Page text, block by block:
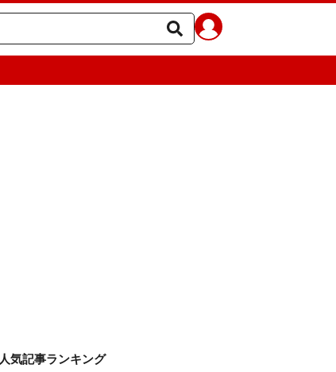
人気記事ランキング